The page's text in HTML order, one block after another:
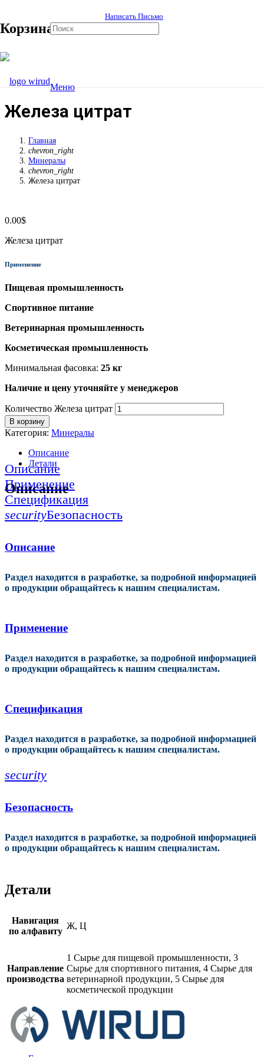
Корзина
Написать Письмо
Меню
Железа цитрат
Главная
chevron_right
Минералы
chevron_right
Железа цитрат
0.00$
Железа цитрат
Применение
Пищевая промышленность
Спортивное питание
Ветеринарная промышленность
Косметическая промышленность
Минимальная фасовка: 25 кг
Наличие и цену уточняйте у менеджеров
Количество Железа цитрат
В корзину
Категория: Минералы
Описание
Детали
Описание
Описание
Применение
Спецификация
securityБезопасность
Описание
Раздел находится в разработке, за подробной информацией
о продукции обращайтесь к нашим специалистам.
Применение
Раздел находится в разработке, за подробной информацией
о продукции обращайтесь к нашим специалистам.
Спецификация
Раздел находится в разработке, за подробной информацией
о продукции обращайтесь к нашим специалистам.
security
Безопасность
Раздел находится в разработке, за подробной информацией
о продукции обращайтесь к нашим специалистам.
Детали
Навигация
по алфавиту
Ж, Ц
Направление
производства
1 Сырье для пищевой промышленности, 3
Сырье для спортивного питания, 4 Сырье для
ветеринарной продукции, 5 Сырье для
косметической продукции